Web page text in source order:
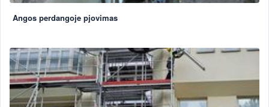
Angos perdangoje pjovimas